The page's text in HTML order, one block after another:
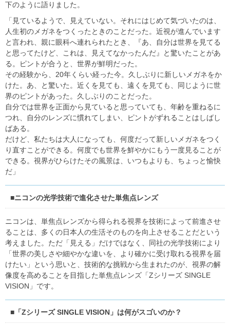
下のように語りました。
「見ているようで、見えていない。それにはじめて気づいたのは、
人生初のメガネをつくったときのことだった。近視が進んでいます
と言われ、親に眼科へ連れられたとき、『あ、自分は世界を見てる
と思ってたけど、これは、見えてなかったんだ』と驚いたことがあ
る。ピントが合うと、世界が鮮明だった。
その経験から、20年くらい経った今。久しぶりに新しいメガネをか
けた。あ、と驚いた。近くを見ても、遠くを見ても、同じように世
界のピントがあった。久しぶりのことだった。
自分では世界を正面から見ていると思っていても、年齢を重ねるに
つれ、自分のレンズに慣れてしまい、ピントがずれることはしばし
ばある。
だけど、私たちは大人になっても、何度だって新しいメガネをつく
り直すことができる。何度でも世界を鮮やかにもう一度見ることが
できる。視界がひらけたその風景は、いつもよりも、ちょっと愉快
だ」
■ニコンの光学技術で進化させた単焦点レンズ
ニコンは、単焦点レンズから得られる視界を技術によって前進させ
ることは、多くの日本人の生活そのものを向上させることだという
考えました。ただ「見える」だけではなく、同社の光学技術により
「世界の美しさや細やかな違いを、より確かに受け取れる視界を届
けたい」という思いと、技術的な挑戦から生まれたのが、視界の解
像度を高めることを目指した単焦点レンズ「Zシリーズ SINGLE
VISION」です。
■「Zシリーズ SINGLE VISION」は何がスゴいのか？